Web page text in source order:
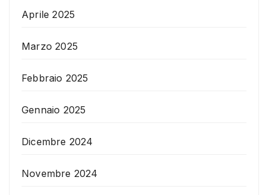
Aprile 2025
Marzo 2025
Febbraio 2025
Gennaio 2025
Dicembre 2024
Novembre 2024